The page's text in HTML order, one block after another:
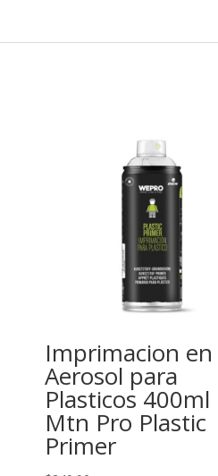
Imprimacion en
Aerosol para
Plasticos 400ml
Mtn Pro Plastic
Primer